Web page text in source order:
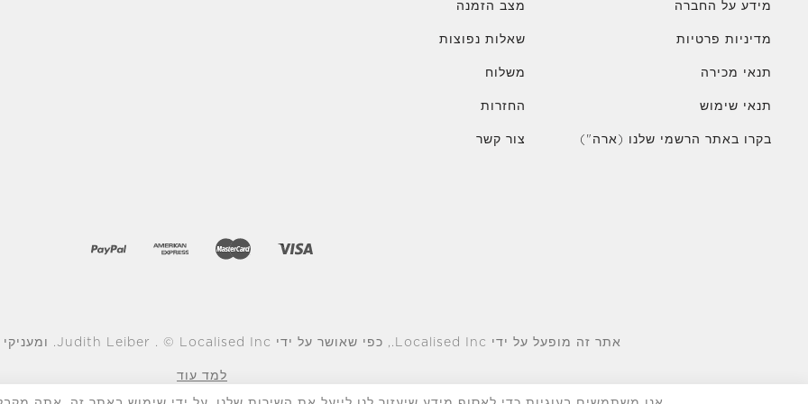
מידע על החברה
מדיניות פרטיות
תנאי מכירה
תנאי שימוש
בקרו באתר הרשמי שלנו (ארה")
מצב הזמנה
שאלות נפוצות
משלוח
החזרות
צור קשר
אתר זה מופעל על ידי Localised Inc., כפי שאושר על ידי Judith Leiber . © Localised Inc. ומעניקי הרישיונות שלה. כל הזכויות שמורות.
למד עוד